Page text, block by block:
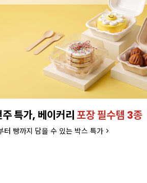
잘되는 카페의 선택!인기 음료 파우더
라떼부터 스무디까지! 한번에 모아서 보러가기>